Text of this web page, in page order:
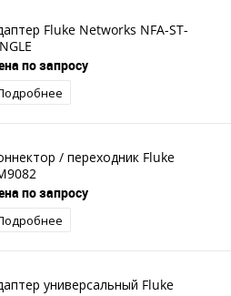
Fluke Networks NFA-ST-
по запросу
/ переходник Fluke
по запросу
универсальный Fluke